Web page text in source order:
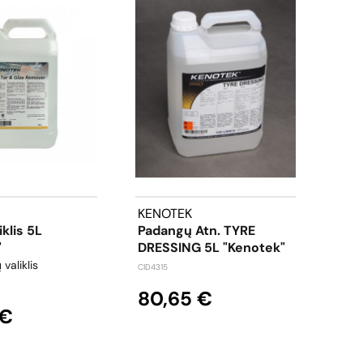
5L
valiklis
KENOTEK
Padangų Atn. TYRE
DRESSING 5L "Kenotek"
CID4315
80,65 €